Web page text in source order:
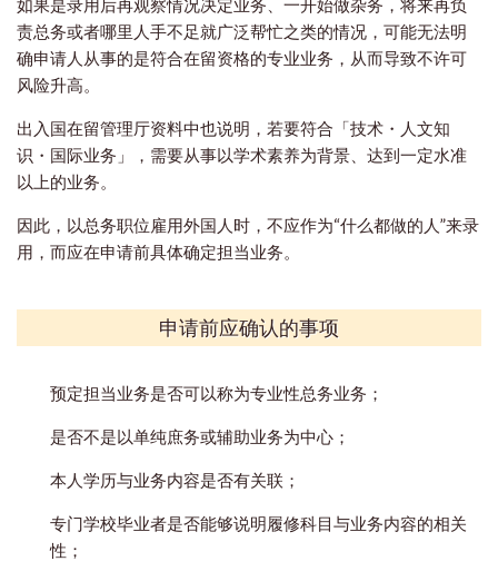
如果是录用后再观察情况决定业务、一开始做杂务，将来再负
责总务或者哪里人手不足就广泛帮忙之类的情况，可能无法明
确申请人从事的是符合在留资格的专业业务，从而导致不许可
风险升高。
出入国在留管理厅资料中也说明，若要符合「技术・人文知
识・国际业务」，需要从事以学术素养为背景、达到一定水准
以上的业务。
因此，以总务职位雇用外国人时，不应作为“什么都做的人”来录
用，而应在申请前具体确定担当业务。
申请前应确认的事项
预定担当业务是否可以称为专业性总务业务；
是否不是以单纯庶务或辅助业务为中心；
本人学历与业务内容是否有关联；
专门学校毕业者是否能够说明履修科目与业务内容的相关
性；